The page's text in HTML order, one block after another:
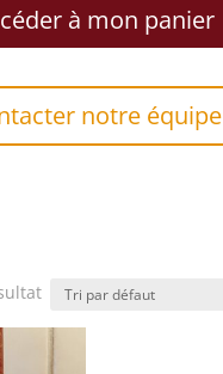
à mon panier
notre équipe